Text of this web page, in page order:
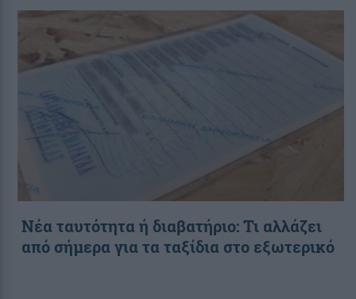
Νέα ταυτότητα ή διαβατήριο: Τι αλλάζει
από σήμερα για τα ταξίδια στο εξωτερικό